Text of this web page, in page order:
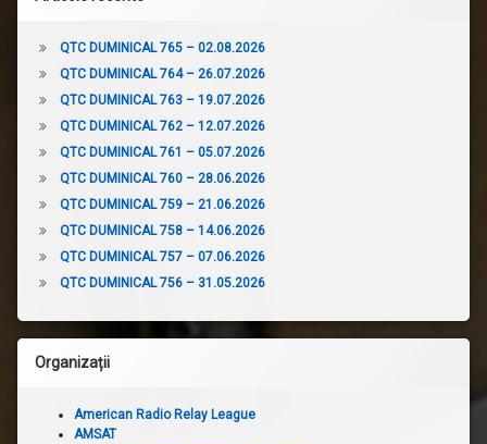
QTC DUMINICAL 765 – 02.08.2026
QTC DUMINICAL 764 – 26.07.2026
QTC DUMINICAL 763 – 19.07.2026
QTC DUMINICAL 762 – 12.07.2026
QTC DUMINICAL 761 – 05.07.2026
QTC DUMINICAL 760 – 28.06.2026
QTC DUMINICAL 759 – 21.06.2026
QTC DUMINICAL 758 – 14.06.2026
QTC DUMINICAL 757 – 07.06.2026
QTC DUMINICAL 756 – 31.05.2026
Organizații
American Radio Relay League
AMSAT